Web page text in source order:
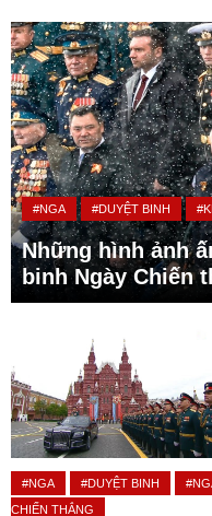
#NGA #DUYỆT BINH
Những hình ảnh
binh Ngày Chiến
#NGA #DUYỆT BINH
CHIẾN THẮNG